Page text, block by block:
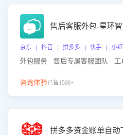
售后客服外包-星环
京东 | 抖音 | 拼多多 | 快手 | 小
外包服务 · 售后专属客服团队 ·
咨询体验已售1500+
拼多多资金账单自动